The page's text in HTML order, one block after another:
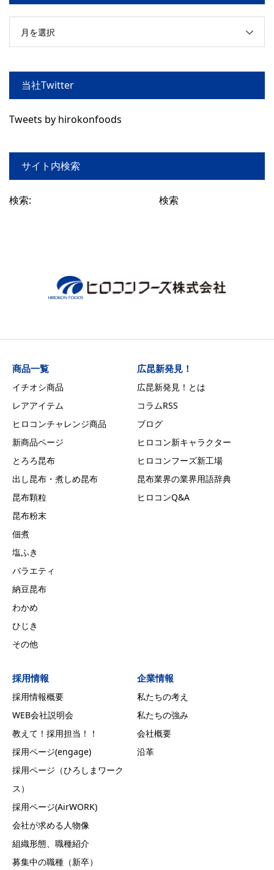
月を選択
当社Twitter
Tweets by hirokonfoods
サイト内検索
検索:
商品一覧
イチオシ商品
レアアイテム
ヒロコンチャレンジ商品
新商品ページ
とろろ昆布
出し昆布・煮しめ昆布
昆布顆粒
昆布粉末
佃煮
塩ふき
バラエティ
納豆昆布
わかめ
ひじき
その他
広昆新発見！
広昆新発見！とは
コラムRSS
ブログ
ヒロコン新キャラクター
ヒロコンフーズ新工場
昆布業界の業界用語辞典
ヒロコンQ&A
採用情報
採用情報概要
WEB会社説明会
教えて！採用担当！！
採用ページ(engage)
採用ページ（ひろしまワーク
ス）
採用ページ(AirWORK)
会社が求める人物像
組織形態、職種紹介
募集中の職種（新卒）
企業情報
私たちの考え
私たちの強み
会社概要
沿革